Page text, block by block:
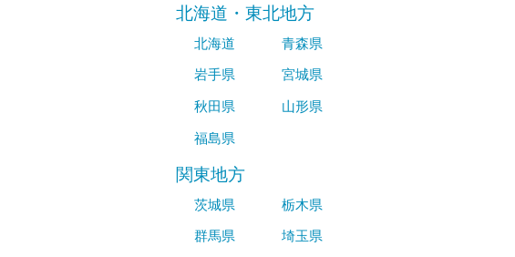
北海道・東北地方
北海道
青森県
岩手県
宮城県
秋田県
山形県
福島県
関東地方
茨城県
栃木県
群馬県
埼玉県